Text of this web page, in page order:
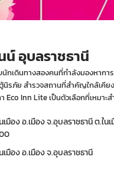
น์ อุบลราชธานี
นักเดินทางสองคนที่กำลังมองหาก
นิรภัย สำรวจสถานที่สำคัญใกล้เคี
Eco Inn Lite เป็นตัวเลือกที่เหมาะ
มือง อ.เมือง จ.อุบลราชธานี ต.ใน
มือง อ.เมือง จ.อุบลราชธานี